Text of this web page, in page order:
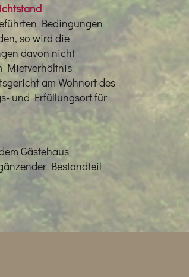
Bedingungen
so wird die
davon nicht
Mietverhältnis
am Wohnort des
und Erfüllungsort für
Gästehaus
Bestandteil